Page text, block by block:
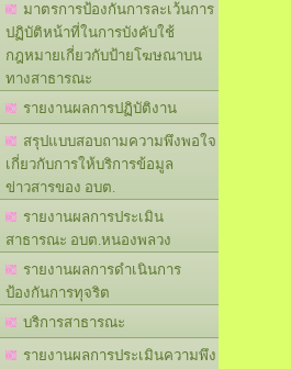
มาตรการป้องกันการละเว้นการ
ปฏิบัติหน้าที่ในการบังคับใช้
กฎหมายเกี่ยวกับป้ายโฆษณาบน
ทางสาธารณะ
รายงานผลการปฏิบัติงาน
สรุปแบบสอบถามความพึงพอใจ
เกี่ยวกับการให้บริการข้อมูล
ข่าวสารของ อบต.
รายงานผลการประเมิน
สาธารณะ อบต.หนองพลวง
รายงานผลการดำเนินการ
ป้องกันการทุจริต
บริการสาธารณะ
รายงานผลการประเมินความพึง